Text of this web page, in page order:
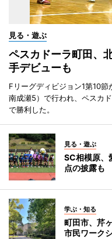
見る・遊ぶ
ペスカドーラ町田、
手デビューも
Fリーグディビジョン1第10
南成瀬5）で行われ、ペスカ
で勝利した。
見る・遊ぶ
SC相模原
点の披露も
学ぶ・知る
町田市、芹
市民ワーク